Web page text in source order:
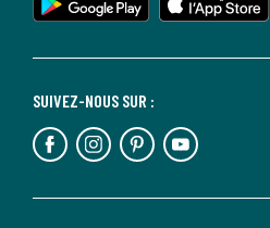
SUIVEZ-NOUS SUR :